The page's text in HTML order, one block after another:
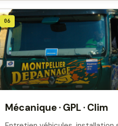
06
Mécanique · GPL · Clim